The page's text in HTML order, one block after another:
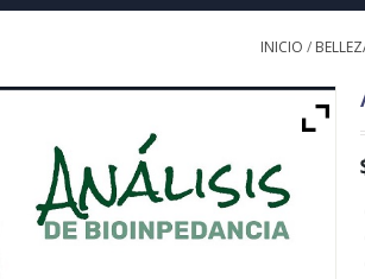
INICIO /